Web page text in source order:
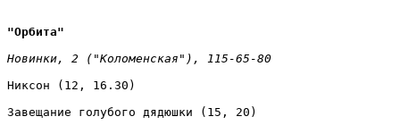
"Орбита"
Новинки, 2 ("Коломенская"), 115-65-80
Никсон (12, 16.30)
Завещание голубого дядюшки (15, 20)